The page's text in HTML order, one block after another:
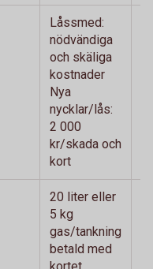
Låssmed:
nödvändiga
och skäliga
kostnader
Nya
nycklar/lås:
2 000
kr/skada och
kort
20 liter eller
5 kg
gas/tankning
betald med